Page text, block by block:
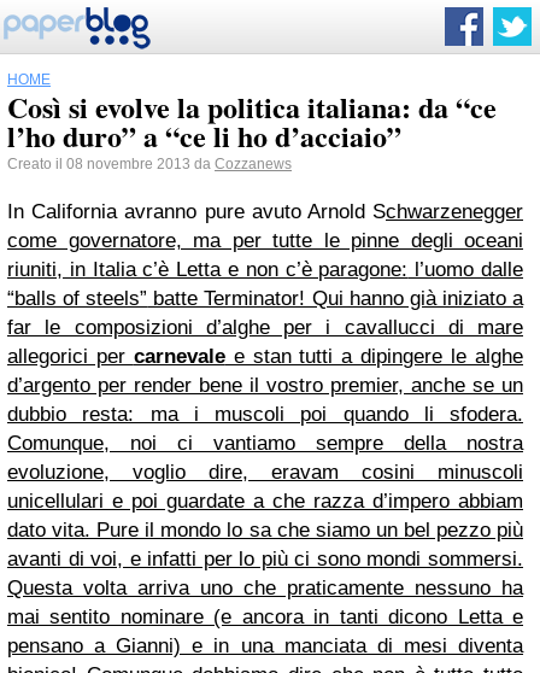
HOME
Così si evolve la politica italiana: da “ce
l’ho duro” a “ce li ho d’acciaio”
Creato il 08 novembre 2013 da Cozzanews
In California avranno pure avuto Arnold Schwarzenegger
come governatore, ma per tutte le pinne degli oceani
riuniti, in Italia c’è Letta e non c’è paragone: l’uomo dalle
“balls of steels” batte Terminator! Qui hanno già iniziato a
far le composizioni d’alghe per i cavallucci di mare
allegorici per carnevalee stan tutti a dipingere le alghe
d’argento per render bene il vostro premier, anche se un
dubbio resta: ma i muscoli poi quando li sfodera.
Comunque, noi ci vantiamo sempre della nostra
evoluzione, voglio dire, eravam cosini minuscoli
unicellulari e poi guardate a che razza d’impero abbiam
dato vita. Pure il mondo lo sa che siamo un bel pezzo più
avanti di voi, e infatti per lo più ci sono mondi sommersi.
Questa volta arriva uno che praticamente nessuno ha
mai sentito nominare (e ancora in tanti dicono Letta e
pensano a Gianni) e in una manciata di mesi diventa